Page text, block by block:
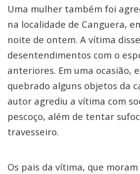
Uma mulher também foi
na localidade de Canguera,
noite de ontem. A vítima
desentendimentos com o
anteriores. Em uma ocasião,
quebrado alguns objetos da
autor agrediu a vítima com
pescoço, além de tentar
travesseiro.
Os pais da vítima, que